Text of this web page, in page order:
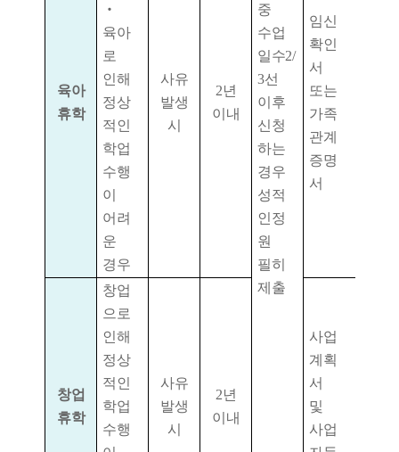
중
수업
일수2/
3선
이후
신청
하는
경우
성적
인정
원
필히
제출
육아
휴학
‧
육아
로
인해
정상
적인
학업
수행
이
어려
운
경우
사유
발생
시
2년
이내
임신
확인
서
또는
가족
관계
증명
서
창업
휴학
창업
으로
인해
정상
적인
학업
수행
사유
발생
시
2년
이내
사업
계획
서
및
사업